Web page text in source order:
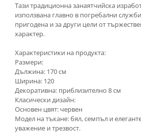
Тази традиционна занаятчийска
използвана главно в погребални
пригодена и за други цели от
характер.
Характеристики на продукта:
Размери:
Дължина: 170 см
Ширина: 120
Декоративна: приблизително 8 см
Класически дизайн:
Основен цвят: червен
Модел на тъкане: бял, семпъл и
уважение и трезвост.